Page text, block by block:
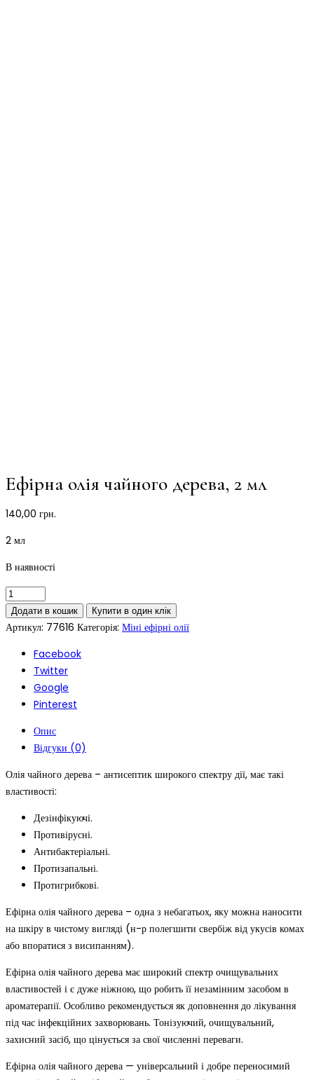
Ефірна олія чайного дерева, 2 мл
140,00 грн.
2 мл
В наявності
Додати в кошик Купити в один клік
Артикул: 77616 Категорія: Міні ефірні олії
Facebook
Twitter
Google
Pinterest
Опис
Відгуки (0)
Олія чайного дерева – антисептик широкого спектру дії, має такі
властивості:
Дезінфікуючі.
Противірусні.
Антибактеріальні.
Протизапальні.
Протигрибкові.
Ефірна олія чайного дерева – одна з небагатьох, яку можна наносити
на шкіру в чистому вигляді (н-р полегшити свербіж від укусів комах
або впоратися з висипанням).
Ефірна олія чайного дерева має широкий спектр очищувальних
властивостей і є дуже ніжною, що робить її незамінним засобом в
ароматерапії. Особливо рекомендується як доповнення до лікування
під час інфекційних захворювань. Тонізуючий, очищувальний,
захисний засіб, що цінується за свої численні переваги.
Ефірна олія чайного дерева — універсальний і добре переносимий